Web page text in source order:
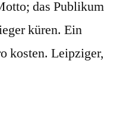
das Publikum
küren. Ein
kosten. Leipziger,